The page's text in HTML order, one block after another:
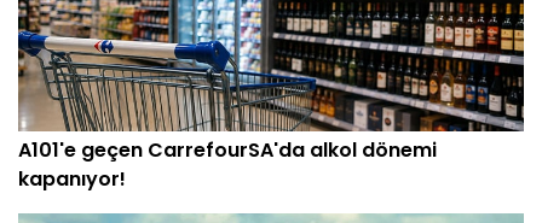
A101'e geçen CarrefourSA'da alkol dönemi
kapanıyor!